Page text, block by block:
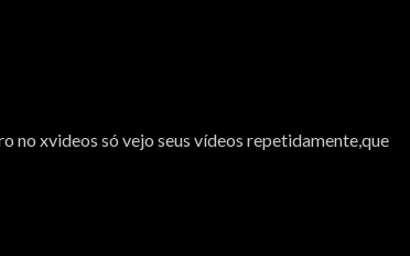
no xvideos só vejo seus vídeos repetidamente,que